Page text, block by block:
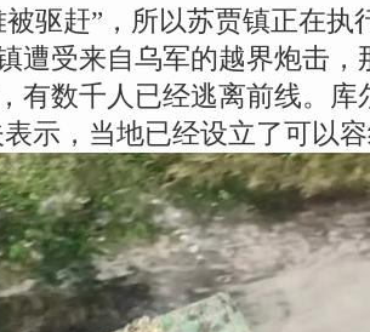
被驱赶”，所以苏贾镇正在执
遭受来自乌军的越界炮击
有数千人已经逃离前线。
示，当地已经设立了可以